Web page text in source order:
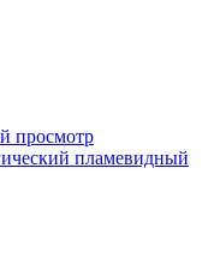
просмотр
пламевидный